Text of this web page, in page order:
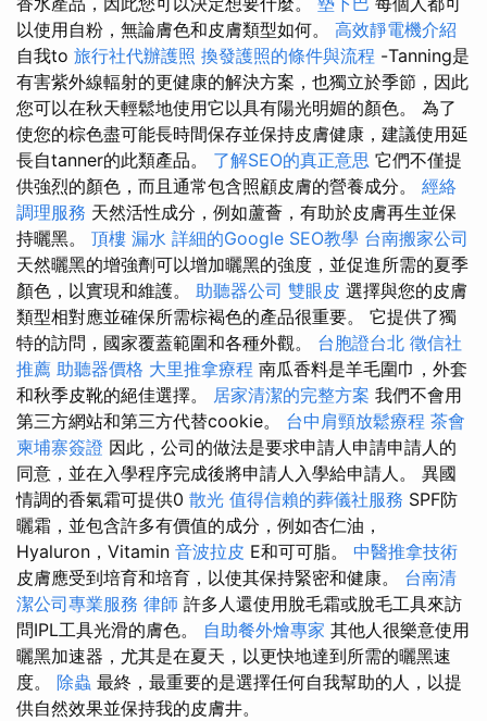
以使用自粉，無論膚色和皮膚類型如何。 高效靜電機介紹
自我to 旅行社代辦護照 換發護照的條件與流程 -Tanning是
有害紫外線輻射的更健康的解決方案，也獨立於季節，因此
您可以在秋天輕鬆地使用它以具有陽光明媚的顏色。 為了
使您的棕色盡可能長時間保存並保持皮膚健康，建議使用延
長自tanner的此類產品。 了解SEO的真正意思 它們不僅提
供強烈的顏色，而且通常包含照顧皮膚的營養成分。 經絡
調理服務 天然活性成分，例如蘆薈，有助於皮膚再生並保
持曬黑。 頂樓 漏水 詳細的Google SEO教學 台南搬家公司
天然曬黑的增強劑可以增加曬黑的強度，並促進所需的夏季
顏色，以實現和維護。 助聽器公司 雙眼皮 選擇與您的皮膚
類型相對應並確保所需棕褐色的產品很重要。 它提供了獨
特的訪問，國家覆蓋範圍和各種外觀。 台胞證台北 徵信社
推薦 助聽器價格 大里推拿療程 南瓜香料是羊毛圍巾，外套
和秋季皮靴的絕佳選擇。 居家清潔的完整方案 我們不會用
第三方網站和第三方代替cookie。 台中肩頸放鬆療程 茶會
柬埔寨簽證 因此，公司的做法是要求申請人申請申請人的
同意，並在入學程序完成後將申請人入學給申請人。 異國
情調的香氣霜可提供0 散光 值得信賴的葬儀社服務 SPF防
曬霜，並包含許多有價值的成分，例如杏仁油，
Hyaluron，Vitamin 音波拉皮 E和可可脂。 中醫推拿技術
皮膚應受到培育和培育，以使其保持緊密和健康。 台南清
潔公司專業服務 律師 許多人還使用脫毛霜或脫毛工具來訪
問IPL工具光滑的膚色。 自助餐外燴專家 其他人很樂意使用
曬黑加速器，尤其是在夏天，以更快地達到所需的曬黑速
度。 除蟲 最終，最重要的是選擇任何自我幫助的人，以提
供自然效果並保持我的皮膚井。